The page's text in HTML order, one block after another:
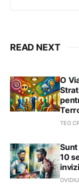
READ NEXT
O
TEO
10